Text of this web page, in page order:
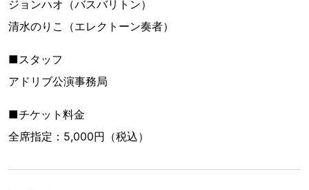
ジョンハオ（バスバリトン）
清水のりこ（エレクトーン奏者）
■スタッフ
アドリブ公演事務局
■チケット料金
全席指定：5,000円（税込）